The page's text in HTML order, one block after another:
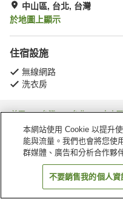
中山區, 台北, 台灣
於地圖上顯示
住宿設施
無線網路
洗衣房
首頁 台灣 台北 中山區
旅居文旅 – 松山機場館
本網站使用 Cookie 以提升
能與流量。我們也會將您使
群媒體、廣告和分析合作夥
不要銷售我的個人資